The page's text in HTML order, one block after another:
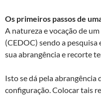
Os primeiros passos de
A natureza e vocação de
(CEDOC) sendo a
sua abrangência e recorte
Isto se dá pela
configuração. Colocar tais